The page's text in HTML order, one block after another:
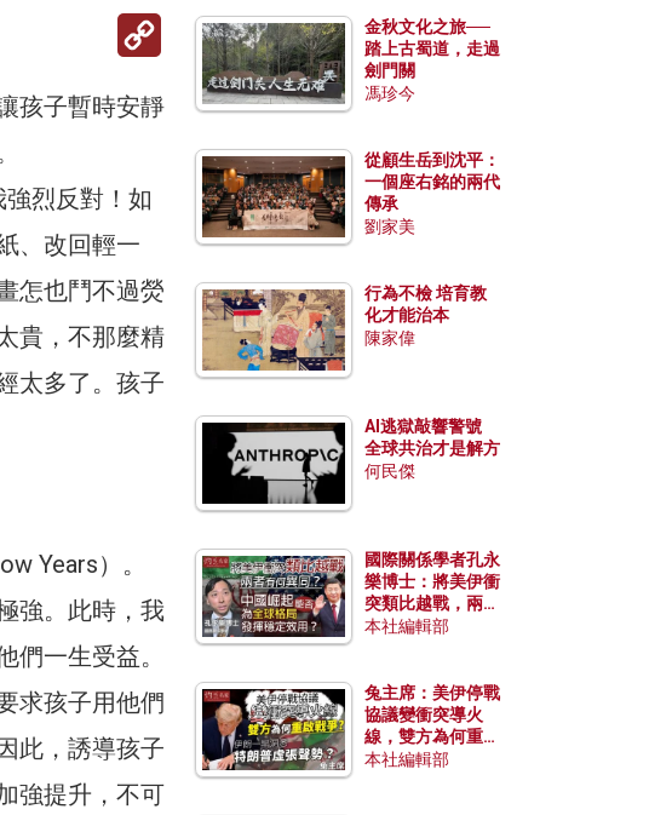
Copy
孩子暫時安靜
烈反對！如
、改回輕一
怎也鬥不過熒
貴，不那麼精
太多了。孩子
Years）。
強。此時，我
一生受益。
求孩子用他們
此，誘導孩子
強提升，不可
金秋文化之旅──
踏上古蜀道，走過
劍門關
馮珍今
從顧生岳到沈平：
一個座右銘的兩代
傳承
劉家美
行為不檢 培育教
化才能治本
陳家偉
AI逃獄敲響警號
全球共治才是解方
何民傑
國際關係學者孔永
樂博士：將美伊衝
突類比越戰，兩者
有何異同？中國崛
本社編輯部
兔主席：美伊停戰
協議變衝突導火
線，雙方為何重啟
戰爭？伊朗一早洞
本社編輯部